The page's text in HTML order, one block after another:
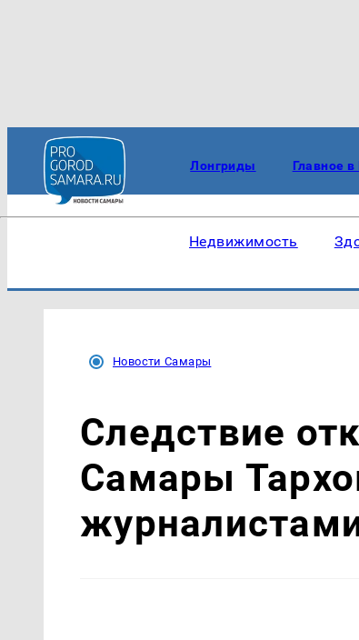
Лонгриды Главное в
Недвижимость
Новости Самары
Следствие
Самары